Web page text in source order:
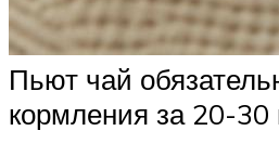
Пьют чай
кормления за 20-30